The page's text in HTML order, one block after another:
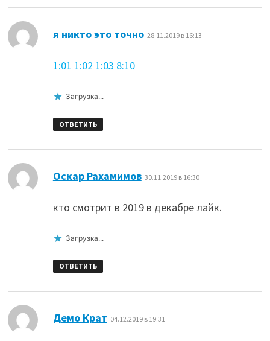
я никто это точно: 28.11.2019 в 16:13
1:01 1:02 1:03 8:10
Загрузка...
ОТВЕТИТЬ
Оскар Рахамимов: 30.11.2019 в 16:30
кто смотрит в 2019 в декабре лайк.
Загрузка...
ОТВЕТИТЬ
Демо Крат 04.12.2019 в 19:31